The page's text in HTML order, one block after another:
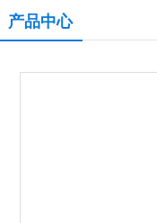
产品中心